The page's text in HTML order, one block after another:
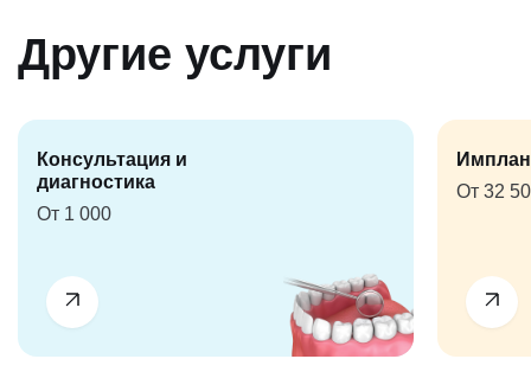
Другие услуги
Консультация и
диагностика
От 1 000
От 32